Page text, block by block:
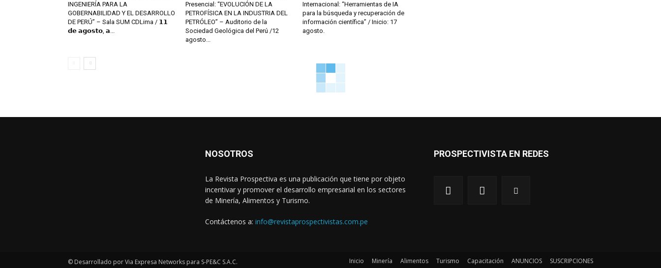
INGENIERÍA PARA LA
GOBERNABILIDAD Y EL DESARROLLO
DE PERÚ” – Sala SUM CDLima / 𝟭𝟭
𝗱𝗲 𝗮𝗴𝗼𝘀𝘁𝗼, 𝗮...
Presencial: “EVOLUCIÓN DE LA
PETROFÍSICA EN LA INDUSTRIA DEL
PETRÓLEO” – Auditorio de la
Sociedad Geológica del Perú /12
agosto...
Internacional: “Herramientas de IA
para la búsqueda y recuperación de
información científica” / Inicio: 17
agosto.
NOSOTROS
La Revista Prospectiva es una publicación que tiene por objeto
incentivar y promover el desarrollo empresarial en los sectores
de Minería, Alimentos y Turismo.
Contáctenos a: info@revistaprospectivistas.com.pe
PROSPECTIVISTA EN REDES
© Desarrollado por Via Expresa Networks para S-PE&C S.A.C. Inicio Minería Alimentos Turismo Capacitación ANUNCIOS SUSCRIPCIONES